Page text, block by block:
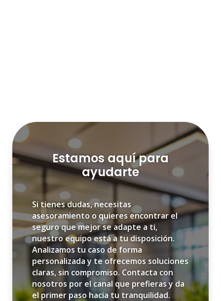
Estamos aquí para
ayudarte
Si tienes dudas, necesitas
asesoramiento o quieres encontrar el
seguro que mejor se adapte a ti,
nuestro equipo está a tu disposición.
Analizamos tu caso de forma
personalizada y te ofrecemos soluciones
claras, sin compromiso. Contacta con
nosotros por el canal que prefieras y da
el primer paso hacia tu tranquilidad.